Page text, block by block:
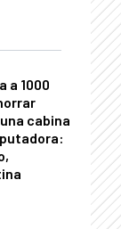
a 1000
cabina